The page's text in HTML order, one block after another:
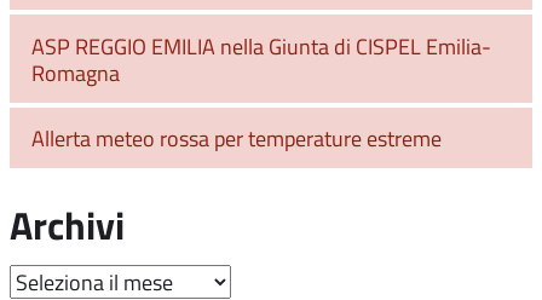
ASP REGGIO EMILIA nella Giunta di CISPEL Emilia-
Romagna
Allerta meteo rossa per temperature estreme
Archivi
Archivi